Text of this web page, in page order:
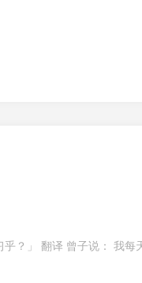
？」 翻译 曾子说： 我每